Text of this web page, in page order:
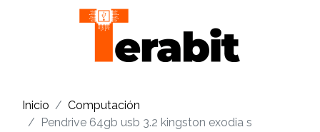
Inicio
Computación
Pendrive 64gb usb 3.2 kingston exodia s